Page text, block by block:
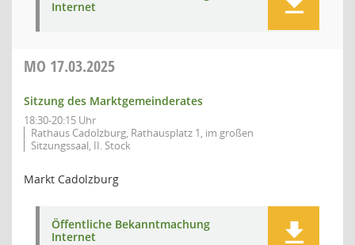
Internet
MO 17.03.2025
Sitzung des Marktgemeinderates
18:30-20:15 Uhr
Rathaus Cadolzburg, Rathausplatz 1, im großen
Sitzungssaal, II. Stock
Markt Cadolzburg
Öffentliche Bekanntmachung
Internet